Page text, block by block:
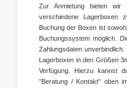
Zur Anmietung bieten wir
verschiedene Lagerboxen
Buchung der Boxen ist
Buchungssystem möglich.
Zahlungsdaten
Lagerboxen in den Größen
Verfügung. Hierzu kannst
"Beratung / Kontakt" oben